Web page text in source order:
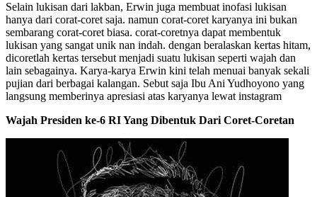
Selain lukisan dari lakban, Erwin juga membuat inofasi lukisan
hanya dari corat-coret saja. namun corat-coret karyanya ini bukan
sembarang corat-coret biasa. corat-coretnya dapat membentuk
lukisan yang sangat unik nan indah. dengan beralaskan kertas hitam,
dicoretlah kertas tersebut menjadi suatu lukisan seperti wajah dan
lain sebagainya. Karya-karya Erwin kini telah menuai banyak sekali
pujian dari berbagai kalangan. Sebut saja Ibu Ani Yudhoyono yang
langsung memberinya apresiasi atas karyanya lewat instagram
Wajah Presiden ke-6 RI Yang Dibentuk Dari Coret-Coretan